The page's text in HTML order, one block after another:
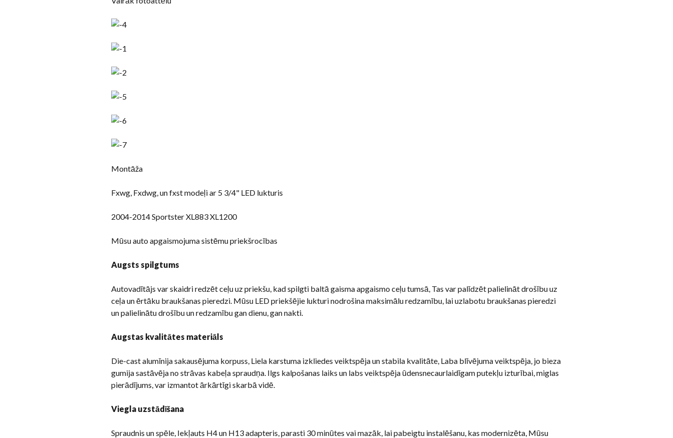
Montāža
Fxwg, Fxdwg, un fxst modeļi ar 5 3/4" LED lukturis
2004-2014 Sportster XL883 XL1200
Mūsu auto apgaismojuma sistēmu priekšrocības
Augsts spilgtums
Autovadītājs var skaidri redzēt ceļu uz priekšu, kad spilgti baltā gaisma apgaismo ceļu tumsā, Tas var palīdzēt palielināt drošību uz
ceļa un ērtāku braukšanas pieredzi. Mūsu LED priekšējie lukturi nodrošina maksimālu redzamību, lai uzlabotu braukšanas pieredzi
un palielinātu drošību un redzamību gan dienu, gan nakti.
Augstas kvalitātes materiāls
Die-cast alumīnija sakausējuma korpuss, Liela karstuma izkliedes veiktspēja un stabila kvalitāte, Laba blīvējuma veiktspēja, jo bieza
gumija sastāvēja no strāvas kabeļa spraudņa. Ilgs kalpošanas laiks un labs veiktspēja ūdensnecaurlaidīgam putekļu izturībai, miglas
pierādījums, var izmantot ārkārtīgi skarbā vidē.
Viegla uzstādīšana
Spraudnis un spēle, Iekļauts H4 un H13 adapteris, parasti 30 minūtes vai mazāk, lai pabeigtu instalēšanu, kas modernizēta, Mūsu